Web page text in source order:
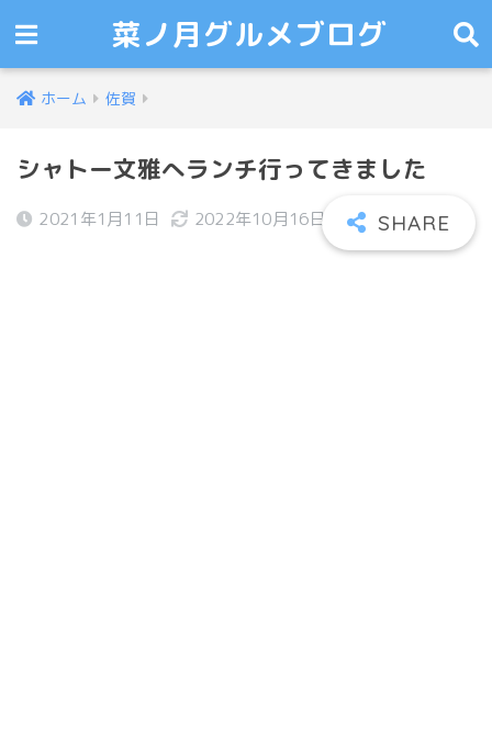
菜ノ月グルメブログ
ホーム 佐賀
シャトー文雅へランチ行ってきました
2021年1月11日 2022年10月16日